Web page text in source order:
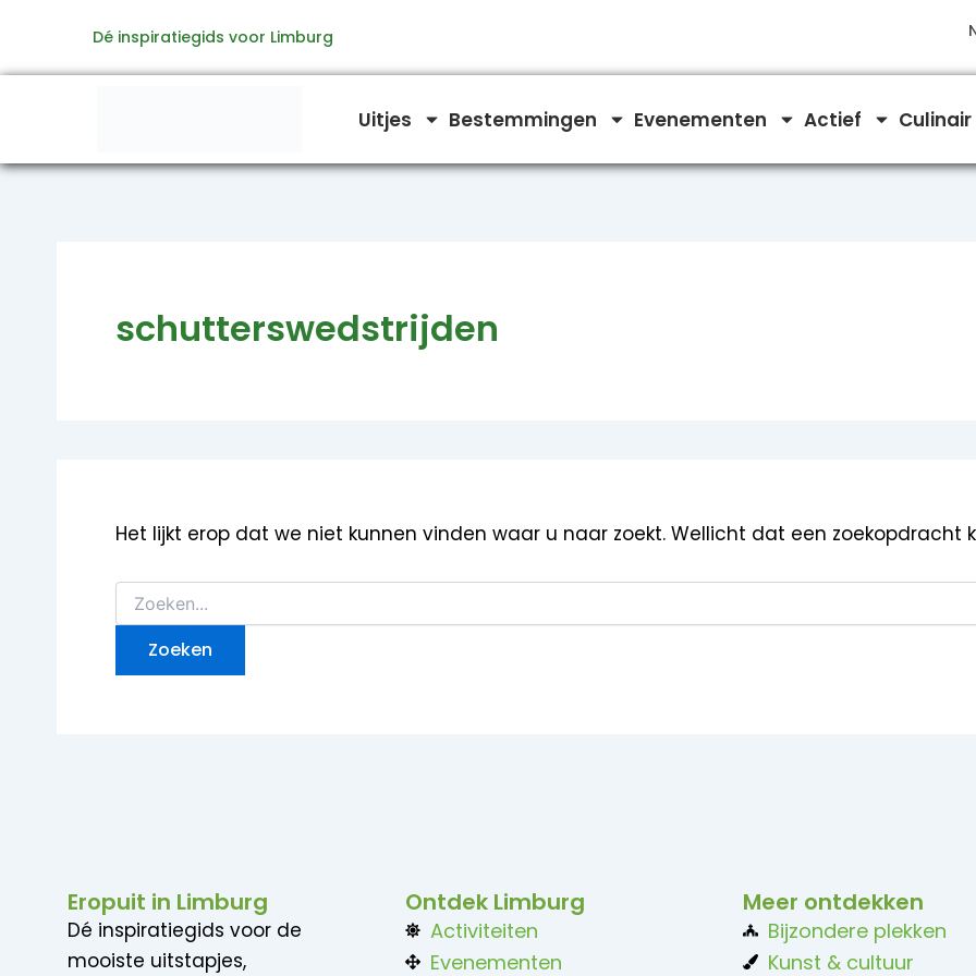
de
Dé inspiratiegids voor Limburg
Uitjes Bestemmingen Evenementen Actief Culinair
schutterswedstrijden
Het lijkt erop dat we niet kunnen vinden waar u naar zoekt. Wellicht dat een zoekopdracht
naar:
Eropuit in Limburg
Dé inspiratiegids voor de
mooiste uitstapjes,
Ontdek Limburg
Activiteiten
Evenementen
Meer ontdekken
Bijzondere plekken
Kunst & cultuur